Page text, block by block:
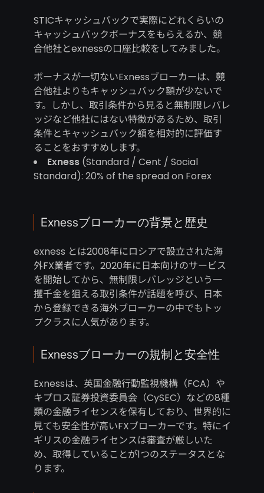
STICキャッシュバックで実際にどれくらいの
キャッシュバックボーナスをもらえるか、競
合他社とexnessの口座比較をしてみました。
ボーナスが一切ないExnessブローカーは、競
合他社よりもキャッシュバック額が少ないで
す。しかし、取引条件から見ると無制限レバレ
ッジなど他社にはない特徴があるため、取引
条件とキャッシュバック額を相対的に評価す
ることをおすすめします。
Exness(Standard / Cent / Social
Standard): 20% of the spread on Forex
Exnessブローカーの背景と歴史
exness とは2008年にロシアで設立された海
外FX業者です。2020年に日本向けのサービス
を開始してから、無制限レバレッジという一
攫千金を狙える取引条件が話題を呼び、日本
から登録できる海外ブローカーの中でもトッ
プクラスに人気があります。
Exnessブローカーの規制と安全性
Exnessは、英国金融行動監視機構（FCA）や
キプロス証券投資委員会（CySEC）などの8種
類の金融ライセンスを保有しており、世界的に
見ても安全性が高いFXブローカーです。特にイ
ギリスの金融ライセンスは審査が厳しいた
め、取得していることが1つのステータスとな
ります。